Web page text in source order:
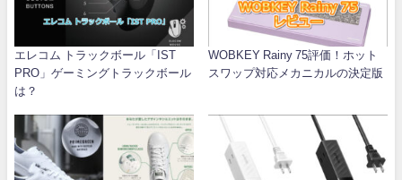
エレコム トラックボール「IST
PRO」ゲーミングトラックボール
は？
WOBKEY Rainy 75評価！ホット
スワップ対応メカニカルの決定版